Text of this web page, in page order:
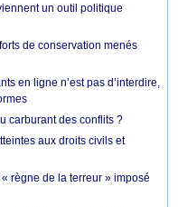
un outil politique
de conservation menés
en ligne n’est pas d’interdire,
carburant des conflits ?
aux droits civils et
règne de la terreur » imposé